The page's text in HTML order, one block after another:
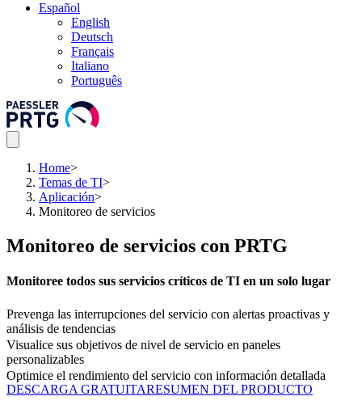
Español
English
Deutsch
Français
Italiano
Português
Home>
Temas de TI>
Aplicación>
Monitoreo de servicios
Monitoreo de servicios con PRTG
Monitoree todos sus servicios críticos de TI en un solo lugar
Prevenga las interrupciones del servicio con alertas proactivas y
análisis de tendencias
Visualice sus objetivos de nivel de servicio en paneles
personalizables
Optimice el rendimiento del servicio con información detallada
DESCARGA GRATUITARESUMEN DEL PRODUCTO